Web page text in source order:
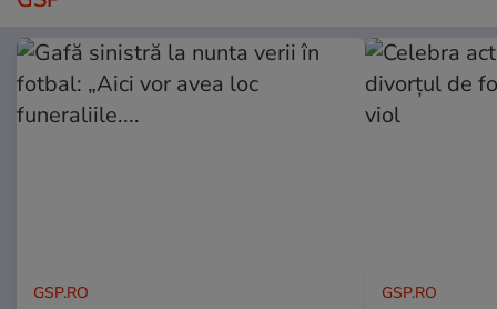
GSP.RO GSP.RO